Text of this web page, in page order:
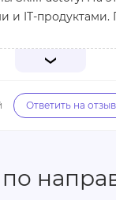
и IT-
учащийся
всегда